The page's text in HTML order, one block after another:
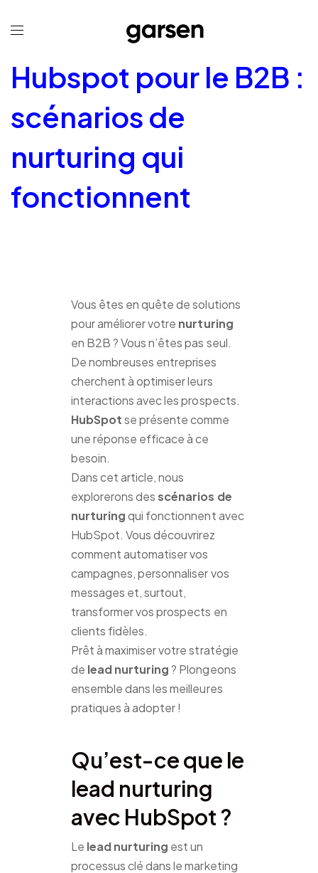
Hubspot pour le B2B :
scénarios de
nurturing qui
fonctionnent
Vous êtes en quête de solutions
pour améliorer votre nurturing
en B2B ? Vous n’êtes pas seul.
De nombreuses entreprises
cherchent à optimiser leurs
interactions avec les prospects.
HubSpotse présente comme
une réponse efficace à ce
besoin.
Dans cet article, nous
explorerons desscénarios de
nurturingqui fonctionnent avec
HubSpot. Vous découvrirez
comment automatiser vos
campagnes, personnaliser vos
messages et, surtout,
transformer vos prospects en
clients fidèles.
Prêt à maximiser votre stratégie
de lead nurturing? Plongeons
ensemble dans les meilleures
pratiques à adopter !
Qu’est-ce que le
lead nurturing
avec HubSpot ?
Le lead nurturing est un
processus clé dans le marketing